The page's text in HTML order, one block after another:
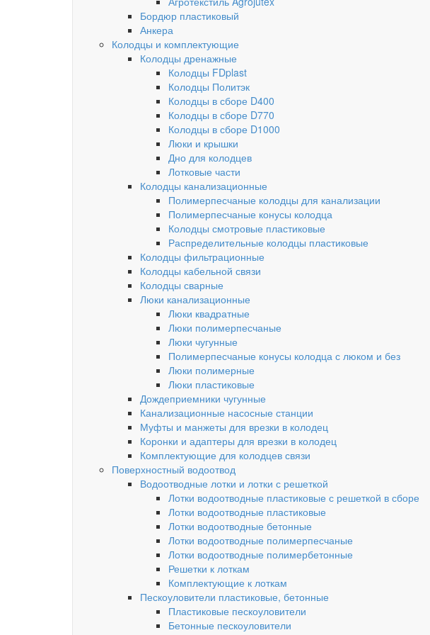
Бордюр пластиковый
Анкера
Колодцы и комплектующие
Колодцы дренажные
Колодцы FDplast
Колодцы Политэк
Колодцы в сборе D400
Колодцы в сборе D770
Колодцы в сборе D1000
Люки и крышки
Дно для колодцев
Лотковые части
Колодцы канализационные
Полимерпесчаные колодцы для канализации
Полимерпесчаные конусы колодца
Колодцы смотровые пластиковые
Распределительные колодцы пластиковые
Колодцы фильтрационные
Колодцы кабельной связи
Колодцы сварные
Люки канализационные
Люки квадратные
Люки полимерпесчаные
Люки чугунные
Полимерпесчаные конусы колодца с люком и без
Люки полимерные
Люки пластиковые
Дождеприемники чугунные
Канализационные насосные станции
Муфты и манжеты для врезки в колодец
Коронки и адаптеры для врезки в колодец
Комплектующие для колодцев связи
Поверхностный водоотвод
Водоотводные лотки и лотки с решеткой
Лотки водоотводные пластиковые с решеткой в сборе
Лотки водоотводные пластиковые
Лотки водоотводные бетонные
Лотки водоотводные полимерпесчаные
Лотки водоотводные полимербетонные
Решетки к лоткам
Комплектующие к лоткам
Пескоуловители пластиковые, бетонные
Пластиковые пескоуловители
Бетонные пескоуловители